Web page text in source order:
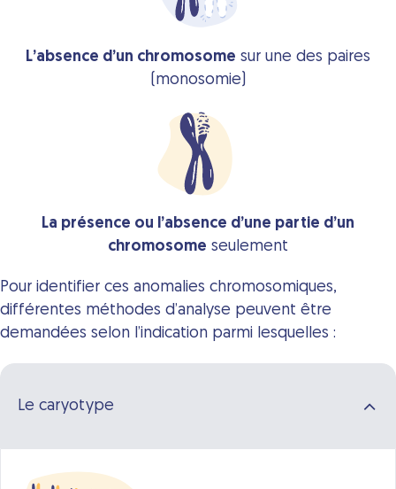
L’absence d’un chromosome sur une des paires
(monosomie)
La présence ou l’absence d’une partie d’un
chromosome seulement
Pour identifier ces anomalies chromosomiques,
différentes méthodes d’analyse peuvent être
demandées selon l’indication parmi lesquelles :
Le caryotype